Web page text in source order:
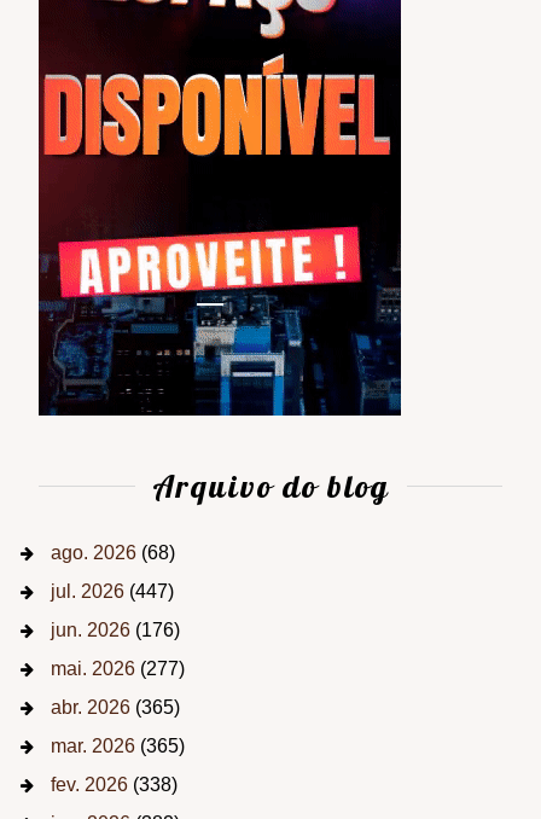
Arquivo do blog
ago. 2026 (68)
jul. 2026 (447)
jun. 2026 (176)
mai. 2026 (277)
abr. 2026 (365)
mar. 2026 (365)
fev. 2026 (338)